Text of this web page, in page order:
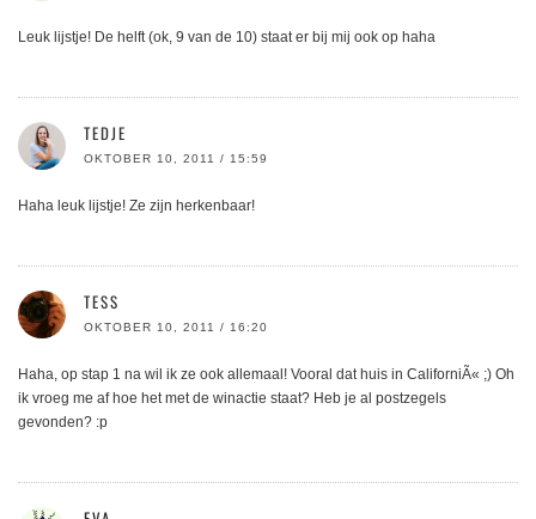
Leuk lijstje! De helft (ok, 9 van de 10) staat er bij mij ook op haha
TEDJE
OKTOBER 10, 2011 / 15:59
Haha leuk lijstje! Ze zijn herkenbaar!
TESS
OKTOBER 10, 2011 / 16:20
Haha, op stap 1 na wil ik ze ook allemaal! Vooral dat huis in CaliforniÃ« ;) Oh
ik vroeg me af hoe het met de winactie staat? Heb je al postzegels
gevonden? :p